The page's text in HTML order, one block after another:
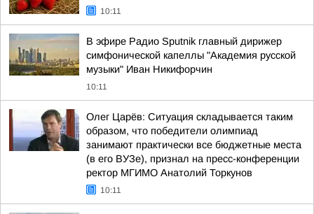
10:11
В эфире Радио Sputnik главный дирижер
симфонической капеллы "Академия русской
музыки" Иван Никифорчин
10:11
Олег Царёв: Ситуация складывается таким
образом, что победители олимпиад
занимают практически все бюджетные места
(в его ВУЗе), признал на пресс-конференции
ректор МГИМО Анатолий Торкунов
10:11